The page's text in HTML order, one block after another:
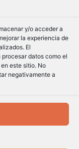
y/o acceder a
la experiencia de
El
datos como el
este sitio. No
negativamente a